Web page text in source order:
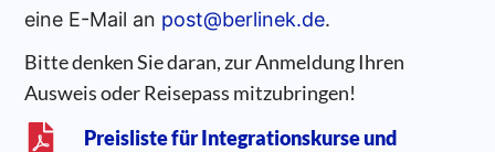
eine E-Mail an post@berlinek.de.
Bitte denken Sie daran, zur Anmeldung Ihren
Ausweis oder Reisepass mitzubringen!
Preisliste für Integrationskurse und